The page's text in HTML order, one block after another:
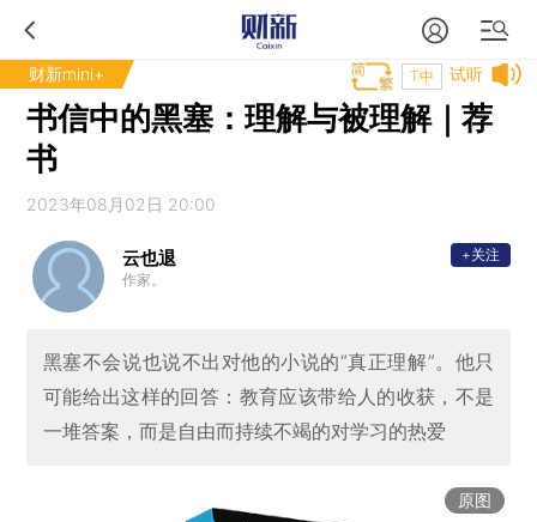
财新mini+ 试听
T中
书信中的黑塞：理解与被理解｜荐
书
2023年08月02日 20:00
云也退
作家。
+关注
黑塞不会说也说不出对他的小说的“真正理解”。他只
可能给出这样的回答：教育应该带给人的收获，不是
一堆答案，而是自由而持续不竭的对学习的热爱
原图